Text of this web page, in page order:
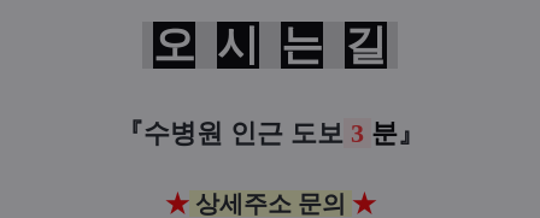
오 시 는 길
『수병원 인근 도보 3 분』
★상세주소 문의 ★